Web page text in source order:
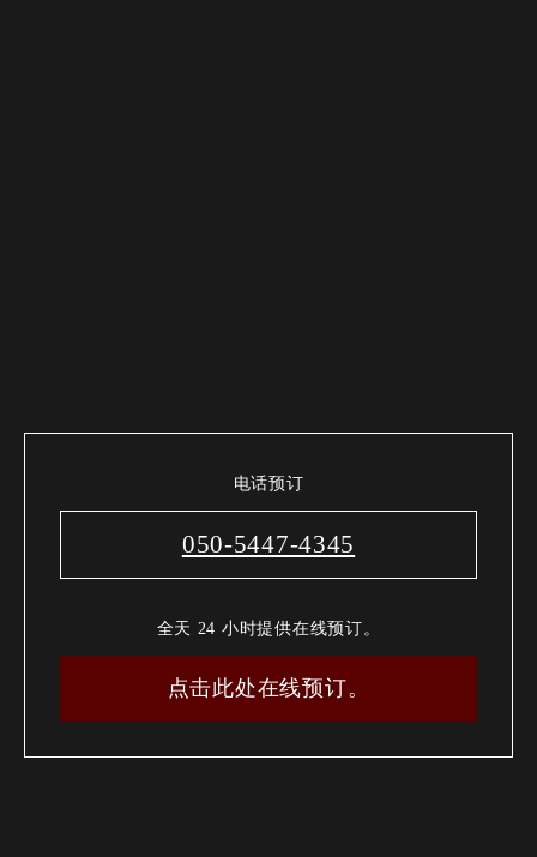
电话预订
050-5447-4345
全天 24 小时提供在线预订。
点击此处在线预订。